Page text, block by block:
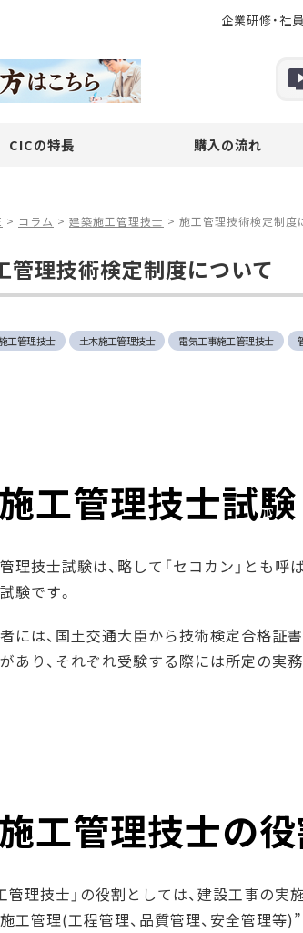
CICの特長 購入の流れ
企業研修・社
> コラム > 建築施工管理技士 > 施工管理技術検定制度
管理技術検定制度について
工管理技士 土木施工管理技士 電気工事施工管理技士
施工管理技士試
理技士試験は、略して「セコカン」とも
験です。
には、国土交通大臣から技術検定合格証
あり、それぞれ受験する際には所定の実
施工管理技士の
管理技士」の役割としては、建設工事の
工管理(工程管理、品質管理、安全管理